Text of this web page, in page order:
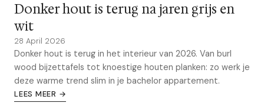
Donker hout is terug na jaren grijs en
wit
28 April 2026
Donker hout is terug in het interieur van 2026. Van burl
wood bijzettafels tot knoestige houten planken: zo werk je
deze warme trend slim in je bachelor appartement.
LEES MEER →